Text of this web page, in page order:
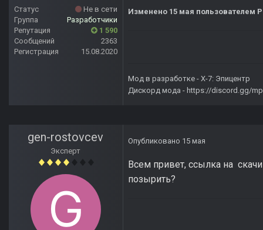
Статус
Не в сети
Группа
Разработчики
Репутация
1 590
Сообщений
2363
Регистрация
15.08.2020
Изменено 15 мая пользователем
Мод в разработке - X-7: Эпицентр
Дискорд мода - https://discord.gg/
gen-rostovcev
Эксперт
Опубликовано 15 мая
Всем привет, ссылка на
позырить?